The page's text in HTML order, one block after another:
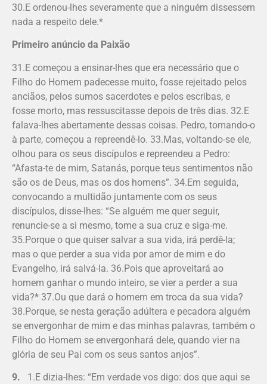
30.E ordenou-lhes severamente que a ninguém dissessem
nada a respeito dele.*
Primeiro anúncio da Paixão
31.E começou a ensinar-lhes que era necessário que o
Filho do Homem padecesse muito, fosse rejeitado pelos
anciãos, pelos sumos sacerdotes e pelos escribas, e
fosse morto, mas ressuscitasse depois de três dias. 32.E
falava-lhes abertamente dessas coisas. Pedro, tomando-o
à parte, começou a repreendê-lo. 33.Mas, voltando-se ele,
olhou para os seus discípulos e repreendeu a Pedro:
“Afasta-te de mim, Satanás, porque teus sentimentos não
são os de Deus, mas os dos homens”. 34.Em seguida,
convocando a multidão juntamente com os seus
discípulos, disse-lhes: “Se alguém me quer seguir,
renuncie-se a si mesmo, tome a sua cruz e siga-me.
35.Porque o que quiser salvar a sua vida, irá perdê-la;
mas o que perder a sua vida por amor de mim e do
Evangelho, irá salvá-la. 36.Pois que aproveitará ao
homem ganhar o mundo inteiro, se vier a perder a sua
vida?* 37.Ou que dará o homem em troca da sua vida?
38.Porque, se nesta geração adúltera e pecadora alguém
se envergonhar de mim e das minhas palavras, também o
Filho do Homem se envergonhará dele, quando vier na
glória de seu Pai com os seus santos anjos”.
9. 1.E dizia-lhes: “Em verdade vos digo: dos que aqui se